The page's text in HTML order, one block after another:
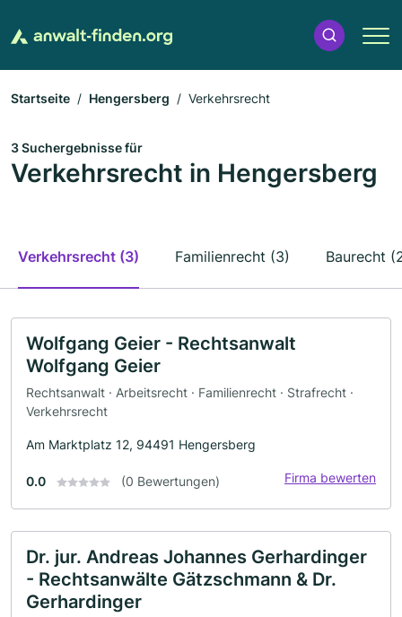
Startseite Hengersberg Verkehrsrecht
3 Suchergebnisse für
Verkehrsrecht in Hengersberg
Verkehrsrecht (3) Familienrecht (3) Baurecht
Wolfgang Geier - Rechtsanwalt
Wolfgang Geier
Rechtsanwalt · Arbeitsrecht · Familienrecht · Strafrecht ·
Verkehrsrecht
Am Marktplatz 12, 94491 Hengersberg
0.0 (0 Bewertungen) Firma bewerten
Dr. jur. Andreas Johannes Gerhardinger
- Rechtsanwälte Gätzschmann & Dr.
Gerhardinger